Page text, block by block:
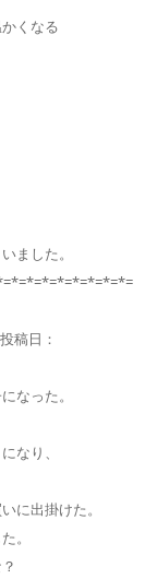
くなる
ました。
稿日：
なった。
なり、
に出掛けた。
。